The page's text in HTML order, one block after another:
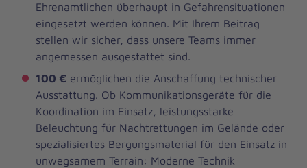
Ehrenamtlichen überhaupt in Gefahrensituationen
eingesetzt werden können. Mit Ihrem Beitrag
stellen wir sicher, dass unsere Teams immer
angemessen ausgestattet sind.
100 € ermöglichen die Anschaffung technischer
Ausstattung. Ob Kommunikationsgeräte für die
Koordination im Einsatz, leistungsstarke
Beleuchtung für Nachtrettungen im Gelände oder
spezialisiertes Bergungsmaterial für den Einsatz in
unwegsamem Terrain: Moderne Technik